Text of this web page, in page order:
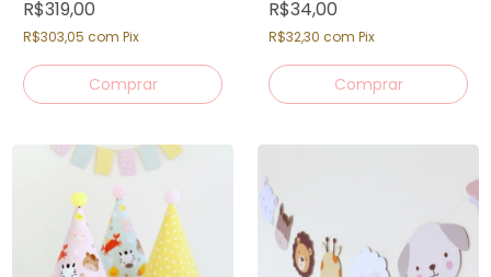
R$319,00
R$303,05 com Pix
R$34,00
R$32,30 com Pix